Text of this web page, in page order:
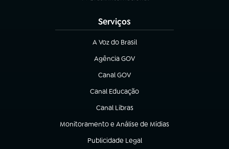
Serviços
A Voz do Brasil
(abre em nova aba)
Agência GOV
(abre em nova aba)
Canal GOV
(abre em nova aba)
Canal Educação
(abre em nova aba)
Canal Libras
(abre em nova aba)
Monitoramento e Análise de Mídias
(abre em nova aba)
Publicidade Legal
(abre em nova aba)